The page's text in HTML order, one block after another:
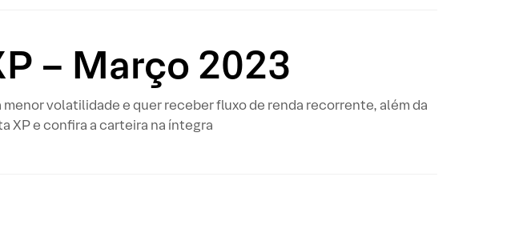
– Março 2023
volatilidade e quer receber fluxo de renda recorrente, além da
XP e confira a carteira na íntegra